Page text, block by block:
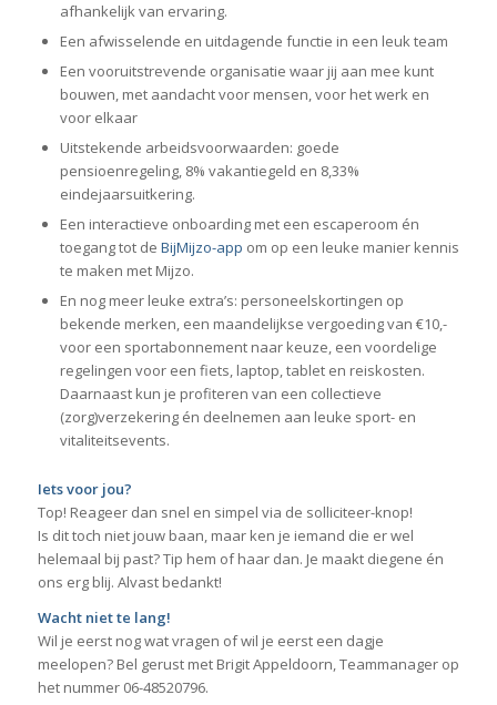
afhankelijk van ervaring.
Een afwisselende en uitdagende functie in een leuk team
Een vooruitstrevende organisatie waar jij aan mee kunt
bouwen, met aandacht voor mensen, voor het werk en
voor elkaar
Uitstekende arbeidsvoorwaarden: goede
pensioenregeling, 8% vakantiegeld en 8,33%
eindejaarsuitkering.
Een interactieve onboarding met een escaperoom én
toegang tot de BijMijzo-app om op een leuke manier kennis
te maken met Mijzo.
En nog meer leuke extra’s: personeelskortingen op
bekende merken, een maandelijkse vergoeding van €10,-
voor een sportabonnement naar keuze, een voordelige
regelingen voor een fiets, laptop, tablet en reiskosten.
Daarnaast kun je profiteren van een collectieve
(zorg)verzekering én deelnemen aan leuke sport- en
vitaliteitsevents.
Iets voor jou?
Top! Reageer dan snel en simpel via de solliciteer-knop!
Is dit toch niet jouw baan, maar ken je iemand die er wel
helemaal bij past? Tip hem of haar dan. Je maakt diegene én
ons erg blij. Alvast bedankt!
Wacht niet te lang!
Wil je eerst nog wat vragen of wil je eerst een dagje
meelopen? Bel gerust met Brigit Appeldoorn, Teammanager op
het nummer 06-48520796.